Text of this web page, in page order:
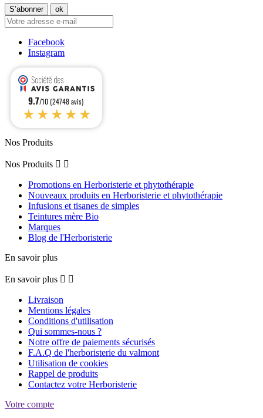
Facebook
Instagram
9.7/10 (24748 avis)
★★★★★
Nos Produits
Nos Produits  
Promotions en Herboristerie et phytothérapie
Nouveaux produits en Herboristerie et phytothérapie
Infusions et tisanes de simples
Teintures mère Bio
Marques
Blog de l'Herboristerie
En savoir plus
En savoir plus  
Livraison
Mentions légales
Conditions d'utilisation
Qui sommes-nous ?
Notre offre de paiements sécurisés
F.A.Q de l'herboristerie du valmont
Utilisation de cookies
Rappel de produits
Contactez votre Herboristerie
Votre compte